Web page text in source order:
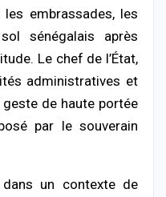
embrassades, les
sénégalais après
Le chef de l’État,
administratives et
de haute portée
par le souverain
un contexte de